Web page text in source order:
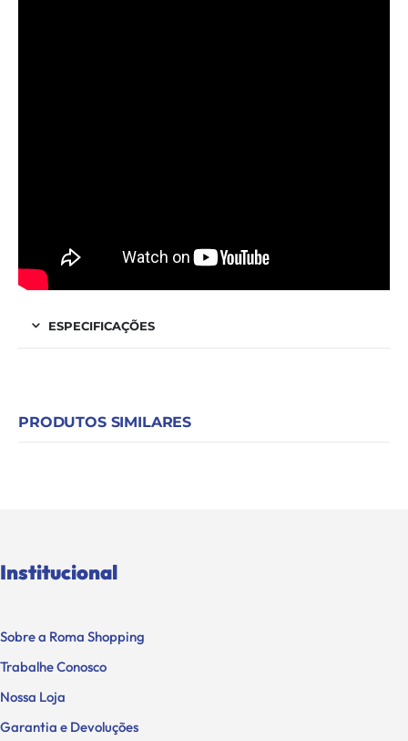
ESPECIFICAÇÕES
PRODUTOS SIMILARES
Institucional
Sobre a Roma Shopping
Trabalhe Conosco
Nossa Loja
Garantia e Devoluções